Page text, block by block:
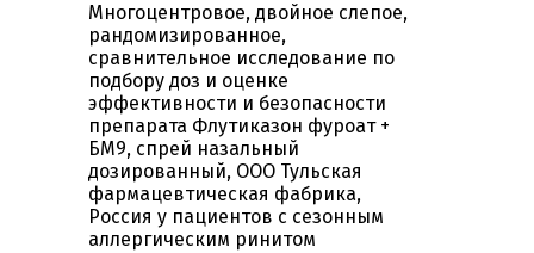
Многоцентровое, двойное слепое,
рандомизированное,
сравнительное исследование по
подбору доз и оценке
эффективности и безопасности
препарата Флутиказон фуроат +
БМ9, спрей назальный
дозированный, ООО Тульская
фармацевтическая фабрика,
Россия у пациентов с сезонным
аллергическим ринитом